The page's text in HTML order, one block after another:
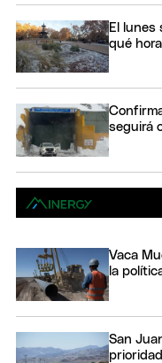
El lunes
qué
seguirá
Vaca
la
San